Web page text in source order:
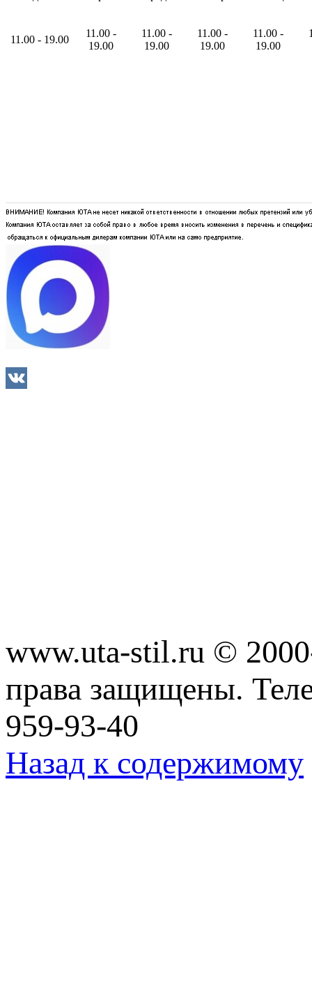
11 .00 - 19.00
11 .00 -
19.00
11 .00 -
19.00
11 .00 -
19.00
11 .00 -
19.00
www.uta-stil.ru ©
права защищены.
959-93-40
Назад к содержимому